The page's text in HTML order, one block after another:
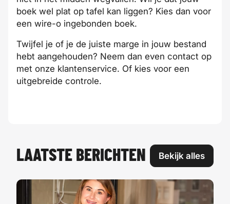
boek wel plat op tafel kan liggen? Kies dan voor
een wire-o ingebonden boek.
Twijfel je of je de juiste marge in jouw bestand
hebt aangehouden? Neem dan even contact op
met onze klantenservice. Of kies voor een
uitgebreide controle.
LAATSTE BERICHTEN Bekijk alles